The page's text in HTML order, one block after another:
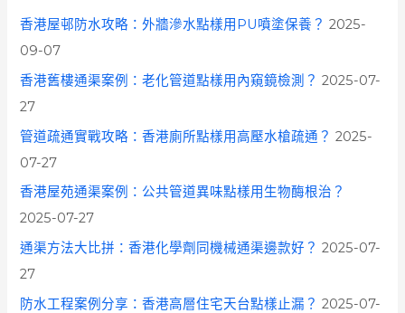
f
o
香港屋邨防水攻略：外牆滲水點樣用PU噴塗保養？ 2025-
09-07
香港舊樓通渠案例：老化管道點樣用內窺鏡檢測？ 2025-07-
27
管道疏通實戰攻略：香港廁所點樣用高壓水槍疏通？ 2025-
07-27
香港屋苑通渠案例：公共管道異味點樣用生物酶根治？
2025-07-27
通渠方法大比拼：香港化學劑同機械通渠邊款好？ 2025-07-
27
防水工程案例分享：香港高層住宅天台點樣止漏？ 2025-07-